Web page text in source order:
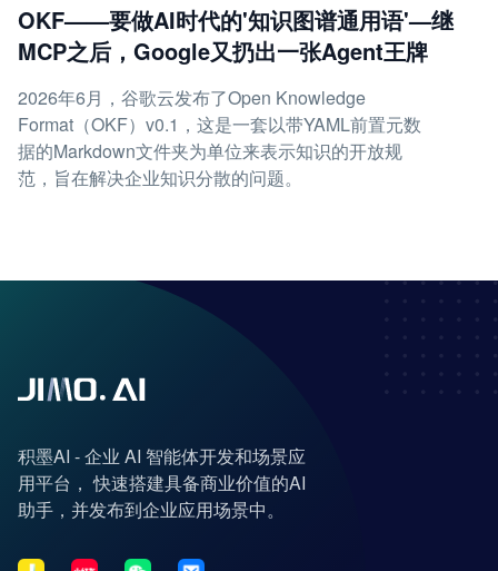
OKF——要做AI时代的'知识图谱通用语'—继
MCP之后，Google又扔出一张Agent王牌
2026年6月，谷歌云发布了Open Knowledge
Format（OKF）v0.1，这是一套以带YAML前置元数
据的Markdown文件夹为单位来表示知识的开放规
范，旨在解决企业知识分散的问题。
积墨AI - 企业 AI 智能体开发和场景应
用平台， 快速搭建具备商业价值的AI
助手，并发布到企业应用场景中。